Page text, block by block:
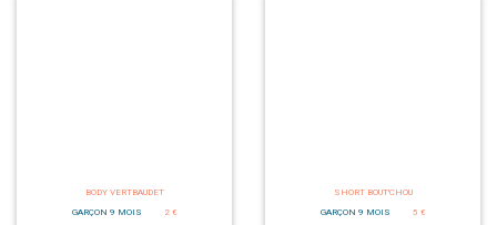
BODY VERTBAUDET
GARÇON 9 MOIS
2 €
SHORT BOUT'CHOU
GARÇON 9 MOIS
5 €